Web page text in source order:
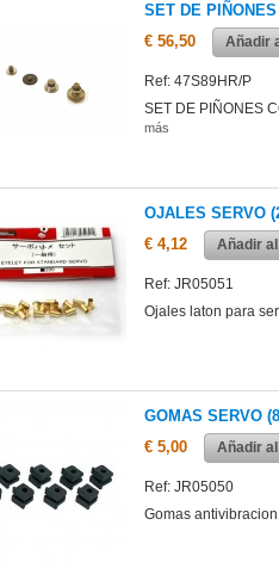
SET DE
€ 56,50
Añadir
Ref: 47S89HR/P
SET DE PIÑONES
más
OJALES SERVO
€ 4,12
Añadir
Ref: JR05051
Ojales laton para
GOMAS SERVO
€ 5,00
Añadir
Ref: JR05050
Gomas